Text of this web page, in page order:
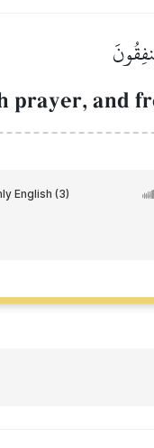
prayer, and